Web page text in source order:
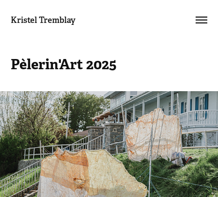
Kristel Tremblay
Pèlerin'Art 2025